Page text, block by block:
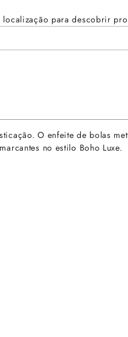
localização para descobrir
O enfeite de bolas
no estilo Boho Luxe.